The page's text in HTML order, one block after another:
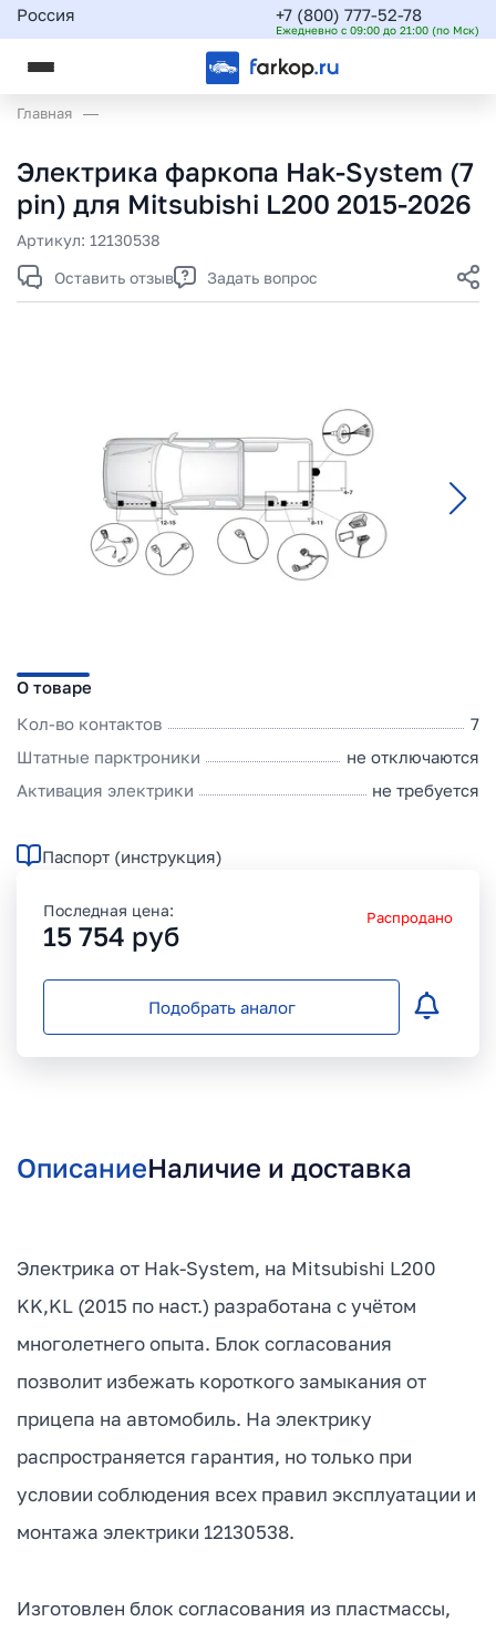
Россия +7 (800) 777-52-78
Ежедневно с 09:00 до 21:00 (по Мск)
Главная
Электрика фаркопа Hak-System (7
pin) для Mitsubishi L200 2015-2026
Артикул: 12130538
Оставить отзыв
Задать вопрос
О товаре
Кол-во контактов
7
Штатные парктроники
не отключаются
Активация электрики
не требуется
Паспорт (инструкция)
Последная цена:
15 754 руб
Распродано
Подобрать аналог
ОписаниеНаличие и доставка
Электрика от Hak-System, на Mitsubishi L200
KK,KL (2015 по наст.) разработана с учётом
многолетнего опыта. Блок согласования
позволит избежать короткого замыкания от
прицепа на автомобиль. На электрику
распространяется гарантия, но только при
условии соблюдения всех правил эксплуатации и
монтажа электрики 12130538.
Изготовлен блок согласования из пластмассы,